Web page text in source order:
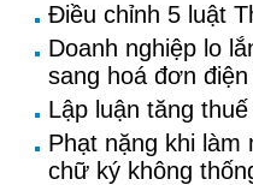
Điều chỉnh 5 luật
Doanh nghiệp lo
sang hoá đơn
Lập luận tăng
Phạt nặng khi
chữ ký không